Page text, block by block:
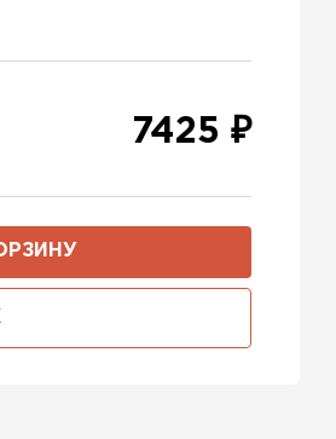
7425 ₽